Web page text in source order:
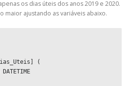
os dias úteis dos anos 2019 e 2020.
maior ajustando as variáveis abaixo.
(